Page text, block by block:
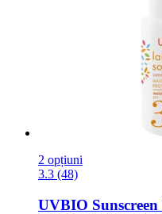
2 opțiuni
3.3 (48)
UVBIO